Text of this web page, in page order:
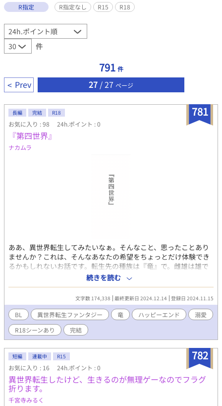
R指定
R指定なし R15 R18
件
791 件
Prev 27 / 27 ページ
781
長編 完結 R18
お気に入り : 98 24h.ポイント : 0
『第四世界』
ナカムラ
ああ、異世界転生してみたいなぁ。そんなこと、思ったことあり
ませんか？これは、そんなあなたの希望をちょっとだけ体験でき
るかもしれないお話です。転生先の種族は『竜』で。雌雄は雄で
す。デカい翼でバッサバサ、広い世界を飛び回ってください。
『竜』といえば『番』。はいこのお話、第一話で早々に『番』に
見つけられ、巣に持ち込まれ、イチャコラします。しかし、あは
んうふんの蜜月の、突然の終わり。『番』がおうちに帰ってこな
い。さあ、冒険の始まりです。居心地のいい巣を飛び出して。帰
ってこない番、どこ？と。正確には帰ってこれなくなっちゃって
る番を助けに行くお話です。※この世界の竜は、人化します。ブ
ラックドラゴン×クリスタルドラゴンの、どこまでもイチャコラ
な世界を。お楽しみください。
続きを読む
文字数 174,338 最終更新日 2024.12.14 登録日 2024.11.15
BL 異世界転生ファンタジー 竜 ハッピーエンド
溺愛
R18シーンあり
完結
782
短編 連載中 R15
お気に入り : 16 24h.ポイント : 0
異世界転生したけど、生きるのが無理ゲーなのでフラグ
折ります。
千宮寺みるく